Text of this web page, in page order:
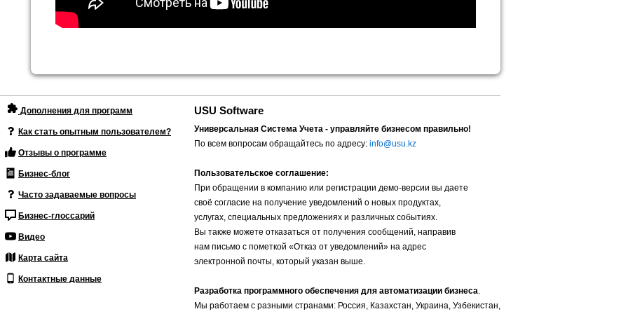
Дополнения для программ
Как стать опытным пользователем?
Отзывы о программе
Бизнес-блог
Часто задаваемые вопросы
Бизнес-глоссарий
Видео
Карта сайта
Контактные данные
USU Software
Универсальная Система Учета - управляйте бизнесом правильно!
По всем вопросам обращайтесь по адресу: info@usu.kz
Пользовательское соглашение:
При обращении в компанию или регистрации демо-версии вы даете
своё согласие на получение уведомлений о новых продуктах,
услугах, специальных предложениях и различных событиях.
Вы также можете отказаться от получения сообщений, направив
нам письмо с пометкой «Отказ от уведомлений» на адрес
электронной почты, который указан выше.
Разработка программного обеспечения для автоматизации бизнеса.
Мы работаем с разными странами: Россия, Казахстан, Украина, Узбекистан,